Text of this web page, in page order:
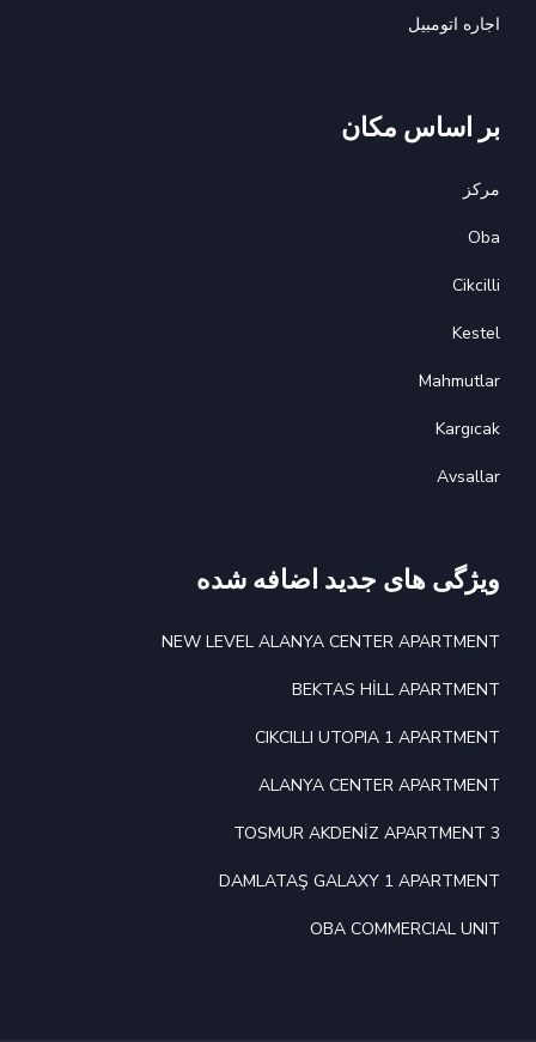
اجاره اتومبيل
بر اساس مکان
مرکز
Oba
Cikcilli
Kestel
Mahmutlar
Kargıcak
Avsallar
ویژگی های جدید اضافه شده
NEW LEVEL ALANYA CENTER APARTMENT
BEKTAS HİLL APARTMENT
CIKCILLI UTOPIA 1 APARTMENT
ALANYA CENTER APARTMENT
TOSMUR AKDENİZ APARTMENT 3
DAMLATAŞ GALAXY 1 APARTMENT
OBA COMMERCIAL UNIT